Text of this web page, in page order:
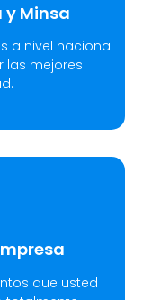
Minsa​
a nivel nacional
las mejores
que usted